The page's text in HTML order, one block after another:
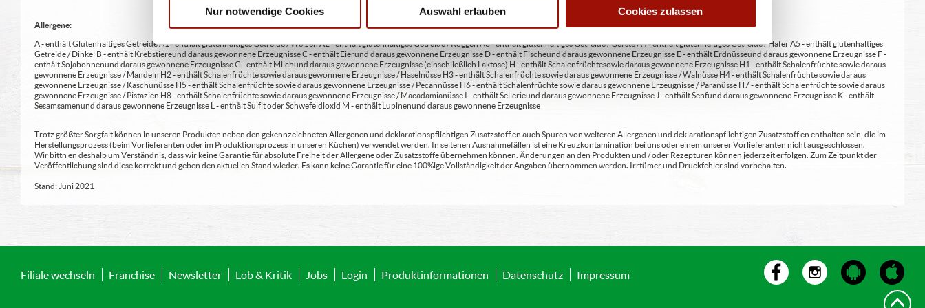
Nur notwendige Cookies Auswahl erlauben Cookies zulassen
Allergene:
A - enthält Glutenhaltiges Getreide A1 - enthält glutenhaltiges Getreide / Weizen A2 - enthält glutenhaltiges Getreide / Roggen A3 - enthält glutenhaltiges Getreide / Gerste A4 - enthält glutenhaltiges Getreide / Hafer A5 - enthält glutenhaltiges
Getreide / Dinkel B - enthält Krebstiere und daraus gewonnene Erzeugnisse C - enthält Eier und daraus gewonnene Erzeugnisse D - enthält Fische und daraus gewonnene Erzeugnisse E - enthält Erdnüsse und daraus gewonnene Erzeugnisse F -
enthält Sojabohnen und daraus gewonnene Erzeugnisse G - enthält Milch und daraus gewonnene Erzeugnisse (einschließlich Laktose) H - enthält Schalenfrüchte sowie daraus gewonnene Erzeugnisse H1 - enthält Schalenfrüchte sowie daraus
gewonnene Erzeugnisse / Mandeln H2 - enthält Schalenfrüchte sowie daraus gewonnene Erzeugnisse / Haselnüsse H3 - enthält Schalenfrüchte sowie daraus gewonnene Erzeugnisse / Walnüsse H4 - enthält Schalenfrüchte sowie daraus
gewonnene Erzeugnisse / Kaschunüsse H5 - enthält Schalenfrüchte sowie daraus gewonnene Erzeugnisse / Pecannüsse H6 - enthält Schalenfrüchte sowie daraus gewonnene Erzeugnisse / Paranüsse H7 - enthält Schalenfrüchte sowie daraus
gewonnene Erzeugnisse / Pistazien H8 - enthält Schalenfrüchte sowie daraus gewonnene Erzeugnisse / Macadamianüsse I - enthält Sellerie und daraus gewonnene Erzeugnisse J - enthält Senf und daraus gewonnene Erzeugnisse K - enthält
Sesamsamen und daraus gewonnene Erzeugnisse L - enthält Sulfit oder Schwefeldioxid M - enthält Lupinen und daraus gewonnene Erzeugnisse
Trotz größter Sorgfalt können in unseren Produkten neben den gekennzeichneten Allergenen und deklarationspflichtigen Zusatzstoff en auch Spuren von weiteren Allergenen und deklarationspflichtigen Zusatzstoff en enthalten sein, die im
Herstellungsprozess (beim Vorlieferanten oder im Produktionsprozess in unseren Küchen) verwendet werden. In seltenen Ausnahmefällen ist eine Kreuzkontamination bei uns oder einem unserer Vorlieferanten nicht ausgeschlossen.
Wir bittn en deshalb um Verständnis, dass wir keine Garantie für absolute Freiheit der Allergene oder Zusatzstoffe übernehmen können. Änderungen an den Produkten und / oder Rezepturen können jederzeit erfolgen. Zum Zeitpunkt der
Veröffentlichung sind diese korrekt und geben den aktuellen Stand wieder. Es kann keine Garantie für eine 100%ige Vollständigkeit der Angaben übernommen werden. Irrtümer und Druckfehler sind vorbehalten.
Stand: Juni 2021
Filiale wechseln Franchise Newsletter Lob & Kritik Jobs Login Produktinformationen Datenschutz Impressum